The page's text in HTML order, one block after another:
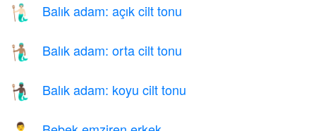
🧜🏻‍♂️ Balık adam: açık cilt tonu
🧜🏽‍♂️ Balık adam: orta cilt tonu
🧜🏿‍♂️ Balık adam: koyu cilt tonu